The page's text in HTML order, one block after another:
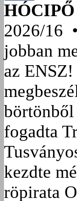
2026/16
jobban
az ENSZ!
börtönből
fogadta
kezdte
röpirata